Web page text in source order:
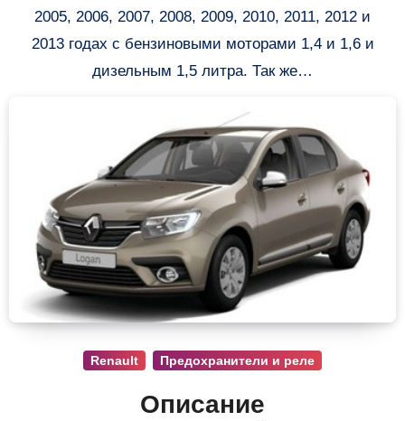
2005, 2006, 2007, 2008, 2009, 2010, 2011, 2012 и
2013 годах с бензиновыми моторами 1,4 и 1,6 и
дизельным 1,5 литра. Так же…
Renault Предохранители и реле
Описание